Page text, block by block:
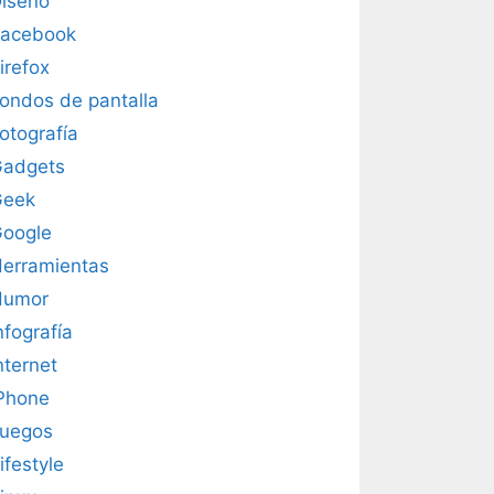
de pantalla